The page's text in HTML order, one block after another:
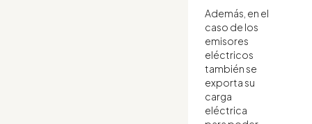
Además, en el
caso de los
emisores
eléctricos
también se
exporta su
carga
eléctrica